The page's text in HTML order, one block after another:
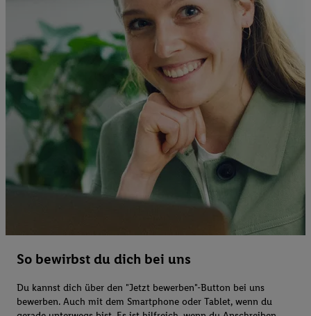
So bewirbst du dich bei uns
Du kannst dich über den "Jetzt bewerben"-Button bei uns
bewerben. Auch mit dem Smartphone oder Tablet, wenn du